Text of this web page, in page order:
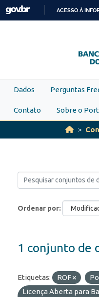
Skip to main content
ACESSO À
Dados Perguntas
Contato Sobre o
Ordenar por
1 conjunto de
Etiquetas: ROF
Licença Aberta para